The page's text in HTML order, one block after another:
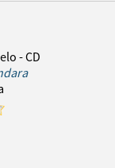
- CD